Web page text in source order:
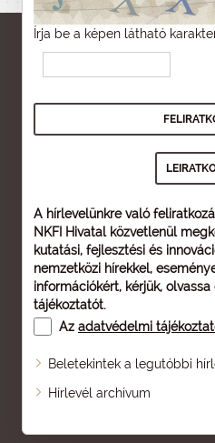
Írja be a képen látható
A hírlevelünkre való
NKFI Hivatal közvetlenül
kutatási, fejlesztési és
nemzetközi hírekkel,
információkért, kérjük, olvassa
tájékoztatót.
Az adatvédelmi
Beletekintek a legutóbbi
Hírlevél archívum
Oldaltérkép